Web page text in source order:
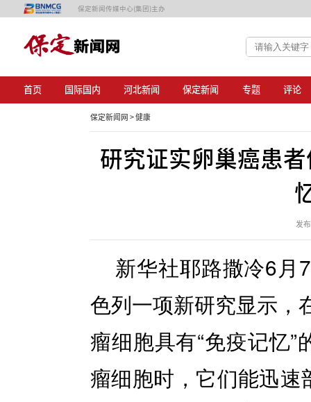
保定新闻传媒中心(集团)主办
首页 国际国内 河北新闻 保定新闻 专题 评论
保定新闻网 >健康
研究证实卵巢癌患
发
新华社耶路撒冷6月
色列一项新研究显示，
瘤细胞具有“免疫记忆
瘤细胞时，它们能迅速